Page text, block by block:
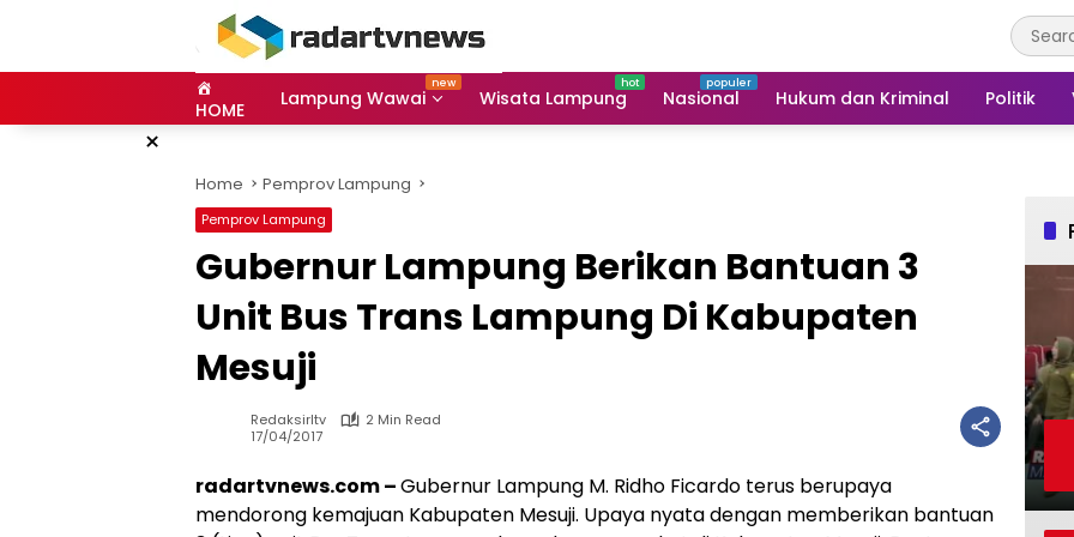
HOME Lampung Wawai Wisata Lampung Nasional Hukum dan Kriminal Politik
×
Home Pemprov Lampung
Pemprov Lampung
Gubernur Lampung Berikan Bantuan 3
Unit Bus Trans Lampung Di Kabupaten
Mesuji
Redaksirltv
2 Min Read
17/04/2017
radartvnews.com –Gubernur Lampung M. Ridho Ficardo terus berupaya
mendorong kemajuan Kabupaten Mesuji. Upaya nyata dengan memberikan bantuan